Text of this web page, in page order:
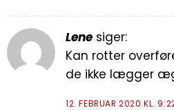
Lene siger:
Kan rotter
de ikke lægger
12. FEBRUAR 2020 KL.